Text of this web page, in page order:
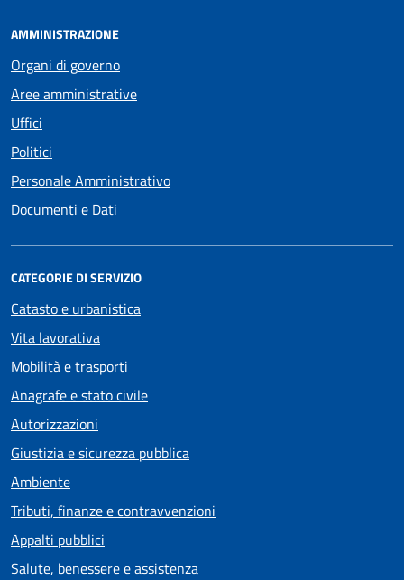
AMMINISTRAZIONE
Organi di governo
Aree amministrative
Uffici
Politici
Personale Amministrativo
Documenti e Dati
CATEGORIE DI SERVIZIO
Catasto e urbanistica
Vita lavorativa
Mobilità e trasporti
Anagrafe e stato civile
Autorizzazioni
Giustizia e sicurezza pubblica
Ambiente
Tributi, finanze e contravvenzioni
Appalti pubblici
Salute, benessere e assistenza